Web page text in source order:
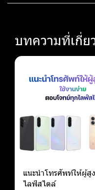
บทความที่เกี่ย
แนะนำโทรศัพท์ให้ผู้สู
ไลฟ์สไตล์